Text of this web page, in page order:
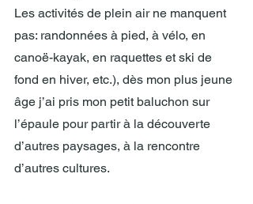
Les activités de plein air ne manquent
pas: randonnées à pied, à vélo, en
canoë-kayak, en raquettes et ski de
fond en hiver, etc.), dès mon plus jeune
âge j’ai pris mon petit baluchon sur
l’épaule pour partir à la découverte
d’autres paysages, à la rencontre
d’autres cultures.